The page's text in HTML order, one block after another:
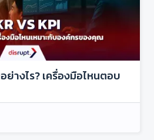
ย่างไร? เครื่องมือไหนตอบ